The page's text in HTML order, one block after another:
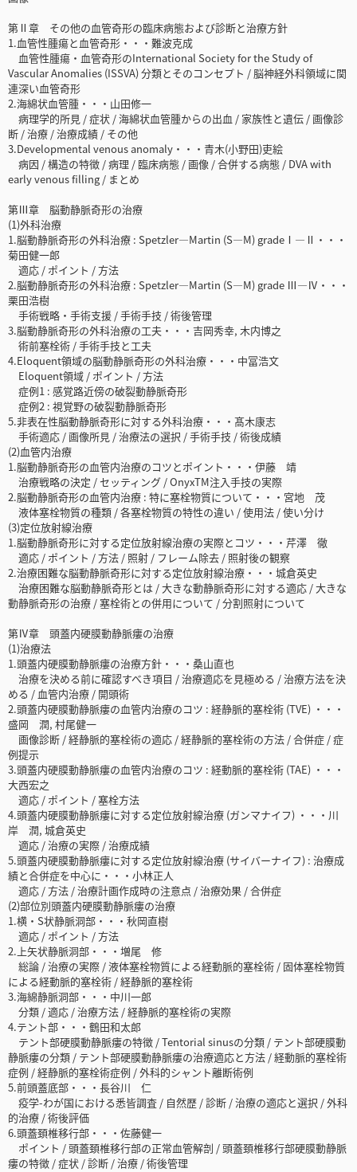
第Ⅱ章 その他の血管奇形の臨床病態および診断と治療方針
1.血管性腫瘍と血管奇形・・・難波克成
血管性腫瘍・血管奇形のInternational Society for the Study of
Vascular Anomalies (ISSVA) 分類とそのコンセプト / 脳神経外科領域に関
連深い血管奇形
2.海綿状血管腫・・・山田修一
病理学的所見 / 症状 / 海綿状血管腫からの出血 / 家族性と遺伝 / 画像診
断 / 治療 / 治療成績 / その他
3.Developmental venous anomaly・・・青木(小野田)吏絵
病因 / 構造の特徴 / 病理 / 臨床病態 / 画像 / 合併する病態 / DVA with
early venous filling / まとめ
第Ⅲ章 脳動静脈奇形の治療
(1)外科治療
1.脳動静脈奇形の外科治療 : Spetzler―Martin (S―M) gradeⅠ―Ⅱ・・・
菊田健一郎
適応 / ポイント / 方法
2.脳動静脈奇形の外科治療 : Spetzler―Martin (S―M) grade Ⅲ―Ⅳ・・・
栗田浩樹
手術戦略・手術支援 / 手術手技 / 術後管理
3.脳動静脈奇形の外科治療の工夫・・・吉岡秀幸, 木内博之
術前塞栓術 / 手術手技と工夫
4.Eloquent領域の脳動静脈奇形の外科治療・・・中冨浩文
Eloquent領域 / ポイント / 方法
症例1 : 感覚路近傍の破裂動静脈奇形
症例2 : 視覚野の破裂動静脈奇形
5.非表在性脳動静脈奇形に対する外科治療・・・髙木康志
手術適応 / 画像所見 / 治療法の選択 / 手術手技 / 術後成績
(2)血管内治療
1.脳動静脈奇形の血管内治療のコツとポイント・・・伊藤 靖
治療戦略の決定 / セッティング / OnyxTM注入手技の実際
2.脳動静脈奇形の血管内治療 : 特に塞栓物質について・・・宮地 茂
液体塞栓物質の種類 / 各塞栓物質の特性の違い / 使用法 / 使い分け
(3)定位放射線治療
1.脳動静脈奇形に対する定位放射線治療の実際とコツ・・・芹澤 徹
適応 / ポイント / 方法 / 照射 / フレーム除去 / 照射後の観察
2.治療困難な脳動静脈奇形に対する定位放射線治療・・・城倉英史
治療困難な脳動静脈奇形とは / 大きな動静脈奇形に対する適応 / 大きな
動静脈奇形の治療 / 塞栓術との併用について / 分割照射について
第Ⅳ章 頭蓋内硬膜動静脈瘻の治療
(1)治療法
1.頭蓋内硬膜動静脈瘻の治療方針・・・桑山直也
治療を決める前に確認すべき項目 / 治療適応を見極める / 治療方法を決
める / 血管内治療 / 開頭術
2.頭蓋内硬膜動静脈瘻の血管内治療のコツ : 経静脈的塞栓術 (TVE) ・・・
盛岡 潤, 村尾健一
画像診断 / 経静脈的塞栓術の適応 / 経静脈的塞栓術の方法 / 合併症 / 症
例提示
3.頭蓋内硬膜動静脈瘻の血管内治療のコツ : 経動脈的塞栓術 (TAE) ・・・
大西宏之
適応 / ポイント / 塞栓方法
4.頭蓋内硬膜動静脈瘻に対する定位放射線治療 (ガンマナイフ) ・・・川
岸 潤, 城倉英史
適応 / 治療の実際 / 治療成績
5.頭蓋内硬膜動静脈瘻に対する定位放射線治療 (サイバーナイフ) : 治療成
績と合併症を中心に・・・小林正人
適応 / 方法 / 治療計画作成時の注意点 / 治療効果 / 合併症
(2)部位別頭蓋内硬膜動静脈瘻の治療
1.横・S状静脈洞部・・・秋岡直樹
適応 / ポイント / 方法
2.上矢状静脈洞部・・・増尾 修
総論 / 治療の実際 / 液体塞栓物質による経動脈的塞栓術 / 固体塞栓物質
による経動脈的塞栓術 / 経静脈的塞栓術
3.海綿静脈洞部・・・中川一郎
分類 / 適応 / 治療方法 / 経静脈的塞栓術の実際
4.テント部・・・鶴田和太郎
テント部硬膜動静脈瘻の特徴 / Tentorial sinusの分類 / テント部硬膜動
静脈瘻の分類 / テント部硬膜動静脈瘻の治療適応と方法 / 経動脈的塞栓術
症例 / 経静脈的塞栓術症例 / 外科的シャント離断術例
5.前頭蓋底部・・・長谷川 仁
疫学-わが国における悉皆調査 / 自然歴 / 診断 / 治療の適応と選択 / 外科
的治療 / 術後評価
6.頭蓋頚椎移行部・・・佐藤健一
ポイント / 頭蓋頚椎移行部の正常血管解剖 / 頭蓋頚椎移行部硬膜動静脈
瘻の特徴 / 症状 / 診断 / 治療 / 術後管理